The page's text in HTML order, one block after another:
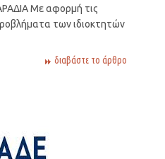
Με αφορμή τις
των ιδιοκτητών
διαβάστε το άρθρο